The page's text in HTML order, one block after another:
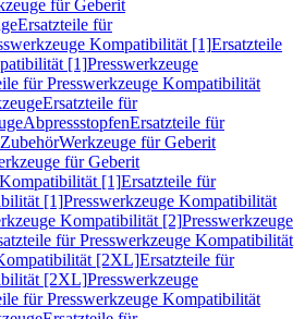
für Geberit
Ersatzteile für
Kompatibilität [1]Ersatzteile
[1]Presswerkzeuge
für Presswerkzeuge Kompatibilität
Ersatzteile für
AbpressstopfenErsatzteile für
ZubehörWerkzeuge für Geberit
für Geberit
[1]Ersatzteile für
[1]Presswerkzeuge Kompatibilität
Kompatibilität [2]Presswerkzeuge
für Presswerkzeuge Kompatibilität
[2XL]Ersatzteile für
[2XL]Presswerkzeuge
für Presswerkzeuge Kompatibilität